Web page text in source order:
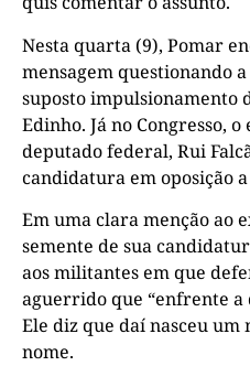
Nesta quarta (9), Pomar
mensagem questionando
suposto impulsionamento
Edinho. Já no Congresso,
deputado federal, Rui
candidatura em oposição
Em uma clara menção ao
semente de sua
aos militantes em que
aguerrido que “enfrente a
Ele diz que daí nasceu
nome.